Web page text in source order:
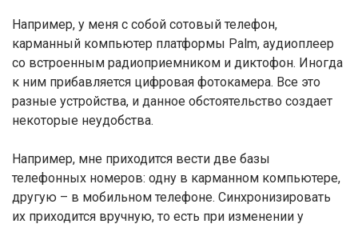
Например, у меня с собой сотовый телефон,
карманный компьютер платформы Palm, аудиоплеер
со встроенным радиоприемником и диктофон. Иногда
к ним прибавляется цифровая фотокамера. Все это
разные устройства, и данное обстоятельство создает
некоторые неудобства.
Например, мне приходится вести две базы
телефонных номеров: одну в карманном компьютере,
другую – в мобильном телефоне. Синхронизировать
их приходится вручную, то есть при изменении у